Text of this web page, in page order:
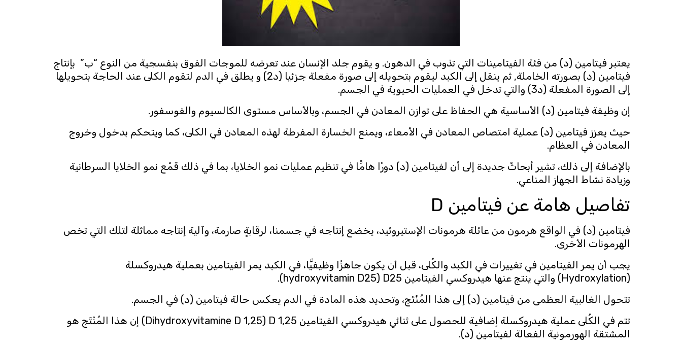
يعتبر فيتامين (د) من فئة الفيتامينات التي تذوب في الدهون. و يقوم جلد الإنسان عند تعرضه للموجات الفوق بنفسجية من النوع “ب” بإنتاج
فيتامين (د) بصورته الخاملة, ثم ينقل إلى الكبد ليقوم بتحويله إلى صورة مفعلة جزئيا (د2) و يطلق في الدم لتقوم الكلى عند الحاجة بتحويلها
إلى الصورة المفعلة (د3) والتي تدخل في العمليات الحيوية في الجسم.
إن وظيفة فيتامين (د) الأساسية هي الحفاظ على توازن المعادن في الجسم، وبالأساس مستوى الكالسيوم والفوسفور.
حيث يعزز فيتامين (د) عملية امتصاص المعادن في الأمعاء، ويمنع الخسارة المفرطة لهذه المعادن في الكلى، كما ويتحكم بدخول وخروج
المعادن في العظام.
بالإضافة إلى ذلك، تشير أبحاثٌ جديدة إلى أن لفيتامين (د) دورًا هامًّا في تنظيم عمليات نمو الخلايا، بما في ذلك قَمْع نمو الخلايا السرطانية
وزيادة نشاط الجهاز المناعي.
تفاصيل هامة عن فيتامين D
فيتامين (د) في الواقع هرمون من عائلة هرمونات الإستيروئيد، يخضع إنتاجه في جسمنا، لرقابةٍ صارمة، وآلية إنتاجه مماثلة لتلك التي تخص
الهرمونات الأخرى.
يجب أن يمر الفيتامين في تغييرات في الكبد والكُلى، قبل أن يكون جاهزًا وظيفيًّا، في الكبد يمر الفيتامين بعملية هيدروكسلة
(Hydroxylation) والتي ينتج عنها هيدروكسي الفيتامين hydroxyvitamin D25) D25).
تتحول الغالبية العظمى من فيتامين (د) إلى هذا المُنْتَج، وتحديد هذه المادة في الدم يعكس حالة فيتامين (د) في الجسم.
تتم في الكُلى عملية هيدروكسلة إضافية للحصول على ثنائي هيدروكسي الفيتامين Dihydroxyvitamine D 1,25) D 1,25) إن هذا المُنْتَج هو
المشتقة الهورمونية الفعالة لفيتامين (د).